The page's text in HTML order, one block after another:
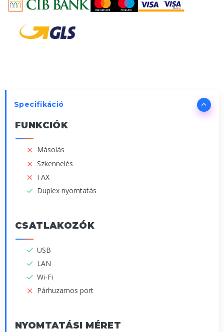
Specifikáció
FUNKCIÓK
Másolás
Szkennelés
FAX
Duplex nyomtatás
CSATLAKOZÓK
USB
LAN
Wi-Fi
Párhuzamos port
NYOMTATÁSI MÉRET